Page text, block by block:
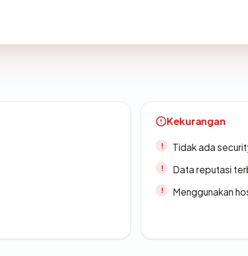
Kekurangan
Tidak ada
Data reputasi
Menggunakan